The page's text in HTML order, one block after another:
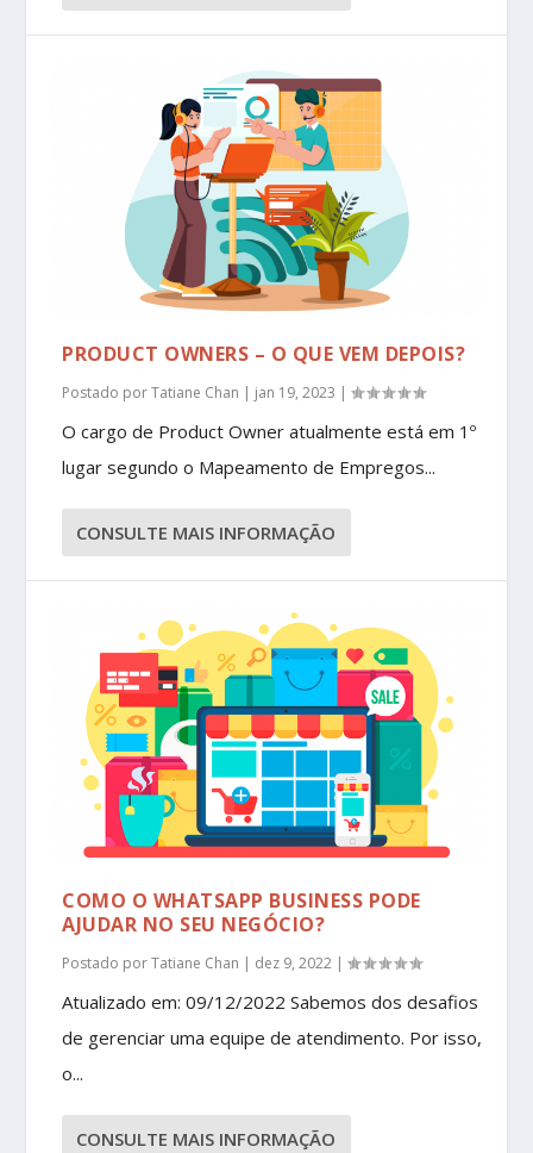
PRODUCT OWNERS – O QUE VEM DEPOIS?
Postado porTatiane Chan | jan 19, 2023 |
O cargo de Product Owner atualmente está em 1º
lugar segundo o Mapeamento de Empregos...
CONSULTE MAIS INFORMAÇÃO
COMO O WHATSAPP BUSINESS PODE
AJUDAR NO SEU NEGÓCIO?
Postado porTatiane Chan | dez 9, 2022 |
Atualizado em: 09/12/2022 Sabemos dos desafios
de gerenciar uma equipe de atendimento. Por isso,
o...
CONSULTE MAIS INFORMAÇÃO